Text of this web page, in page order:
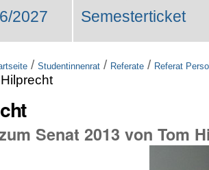
2027 Semesterticket
/ Studentinnenrat / Referate / Referat
Senat 2013 von Tom